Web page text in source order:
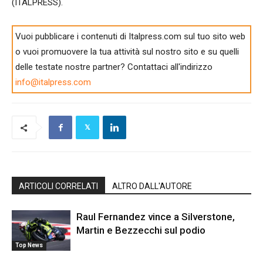
(ITALPRESS).
Vuoi pubblicare i contenuti di Italpress.com sul tuo sito web
o vuoi promuovere la tua attività sul nostro sito e su quelli
delle testate nostre partner? Contattaci all'indirizzo
info@italpress.com
ARTICOLI CORRELATI ALTRO DALL'AUTORE
Top News
Raul Fernandez vince a Silverstone,
Martin e Bezzecchi sul podio